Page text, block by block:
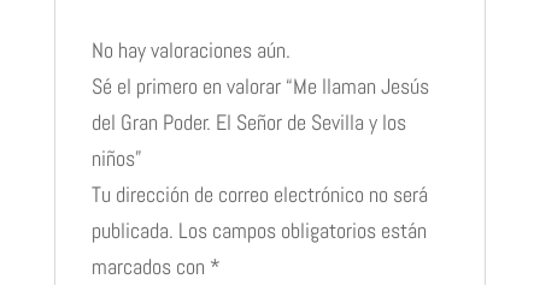
cantidadNo hay valoraciones aún.
Sé el primero en valorar “Me llaman Jesús
del Gran Poder. El Señor de Sevilla y los
niños”
Tu dirección de correo electrónico no será
publicada. Los campos obligatorios están
marcados con *